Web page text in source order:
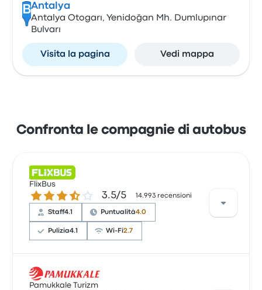
BAntalya
Antalya Otogarı, Yenidoğan Mh. Dumlupınar
Bulvarı
Visita la pagina Vedi mappa
Confronta le compagnie di autobus
FlixBus
3.5 su 5 stelle 3.5/5 14.993 recensioni
Staff4.1 Puntualità4.0
Pulizia4.1 Wi-Fi2.7
Sulla base di 14993 recensioni, la compagnia è stata
valutata con 3.5 stelle su Busbud. I viaggiatori sono
Pamukkale Turizm